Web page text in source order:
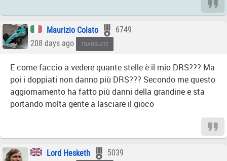
Maurizio Colato
6749
208 days ago
TRANSLATE
E come faccio a vedere quante stelle è il mio DRS??? Ma
poi i doppiati non danno più DRS??? Secondo me questo
aggiornamento ha fatto più danni della grandine e sta
portando molta gente a lasciare il gioco
Lord Hesketh
5039